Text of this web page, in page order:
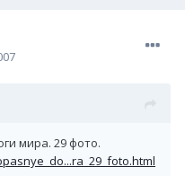
мира. 29 фото.